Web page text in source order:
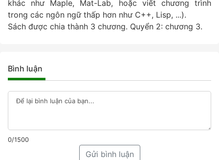
khác như Maple, Mat-Lab, hoặc viết chương trình
trong các ngôn ngữ thấp hơn như C++, Lisp, ...).
Sách được chia thành 3 chương. Quyển 2: chương 3.
Bình luận
0/1500
Gửi bình luận